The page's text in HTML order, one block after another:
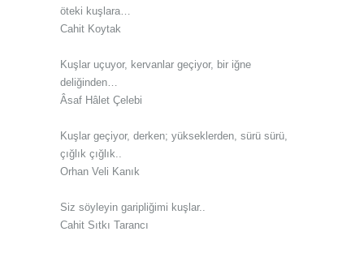
öteki kuşlara…
Cahit Koytak
Kuşlar uçuyor, kervanlar geçiyor, bir iğne
deliğinden…
Âsaf Hâlet Çelebi
Kuşlar geçiyor, derken; yükseklerden, sürü sürü,
çığlık çığlık..
Orhan Veli Kanık
Siz söyleyin garipliğimi kuşlar..
Cahit Sıtkı Tarancı